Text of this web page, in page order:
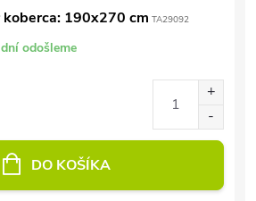
koberca: 190x270 cm TA29092
odošleme
DO KOŠÍKA